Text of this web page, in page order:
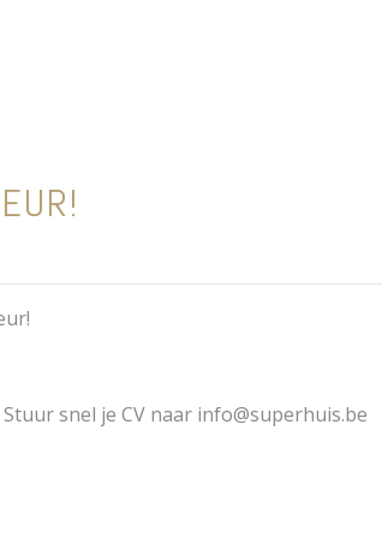
snel je CV naar info@superhuis.be